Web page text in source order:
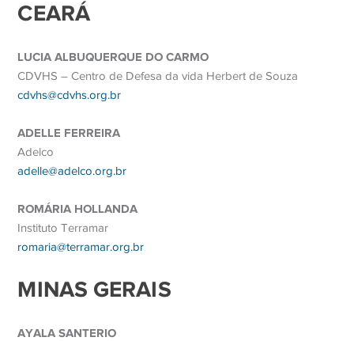
CEARÁ
LUCIA ALBUQUERQUE DO CARMO
CDVHS – Centro de Defesa da vida Herbert de Souza
cdvhs@cdvhs.org.br
ADELLE FERREIRA
Adelco
adelle@adelco.org.br
ROMÁRIA HOLLANDA
Instituto Terramar
romaria@terramar.org.br
MINAS GERAIS
AYALA SANTERIO